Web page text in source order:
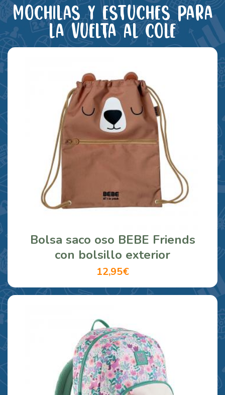
Mochilas y estuches para
la vuelta al cole
Bolsa saco oso BEBE Friends
con bolsillo exterior
12,95€